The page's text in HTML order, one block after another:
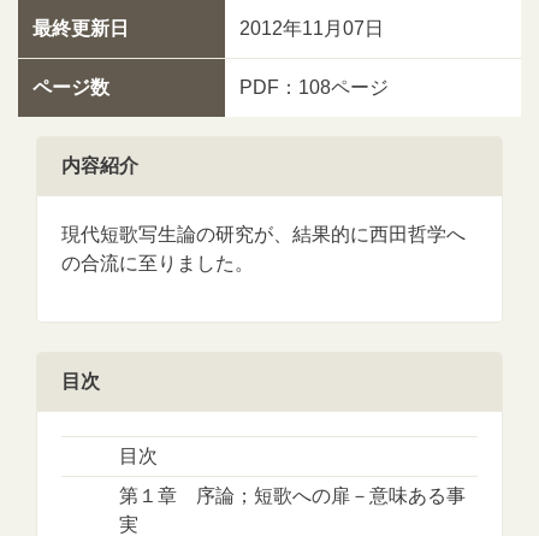
最終更新日 2012年11月07日
ページ数 PDF：108ページ
内容紹介
現代短歌写生論の研究が、結果的に西田哲学へ
の合流に至りました。
目次
目次
第１章 序論；短歌への扉－意味ある事
実